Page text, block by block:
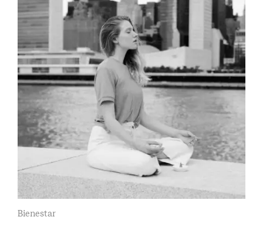
Bienestar